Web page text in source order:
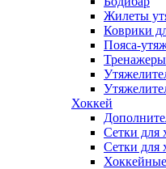
Жилеты
Коврики
Пояса-
Тренажеры
Хоккей
Сетки для
Сетки для